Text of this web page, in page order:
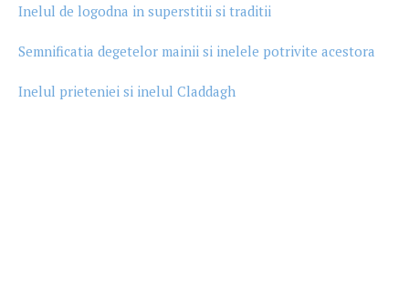
Inelul de logodna in superstitii si traditii
Semnificatia degetelor mainii si inelele potrivite acestora
Inelul prieteniei si inelul Claddagh